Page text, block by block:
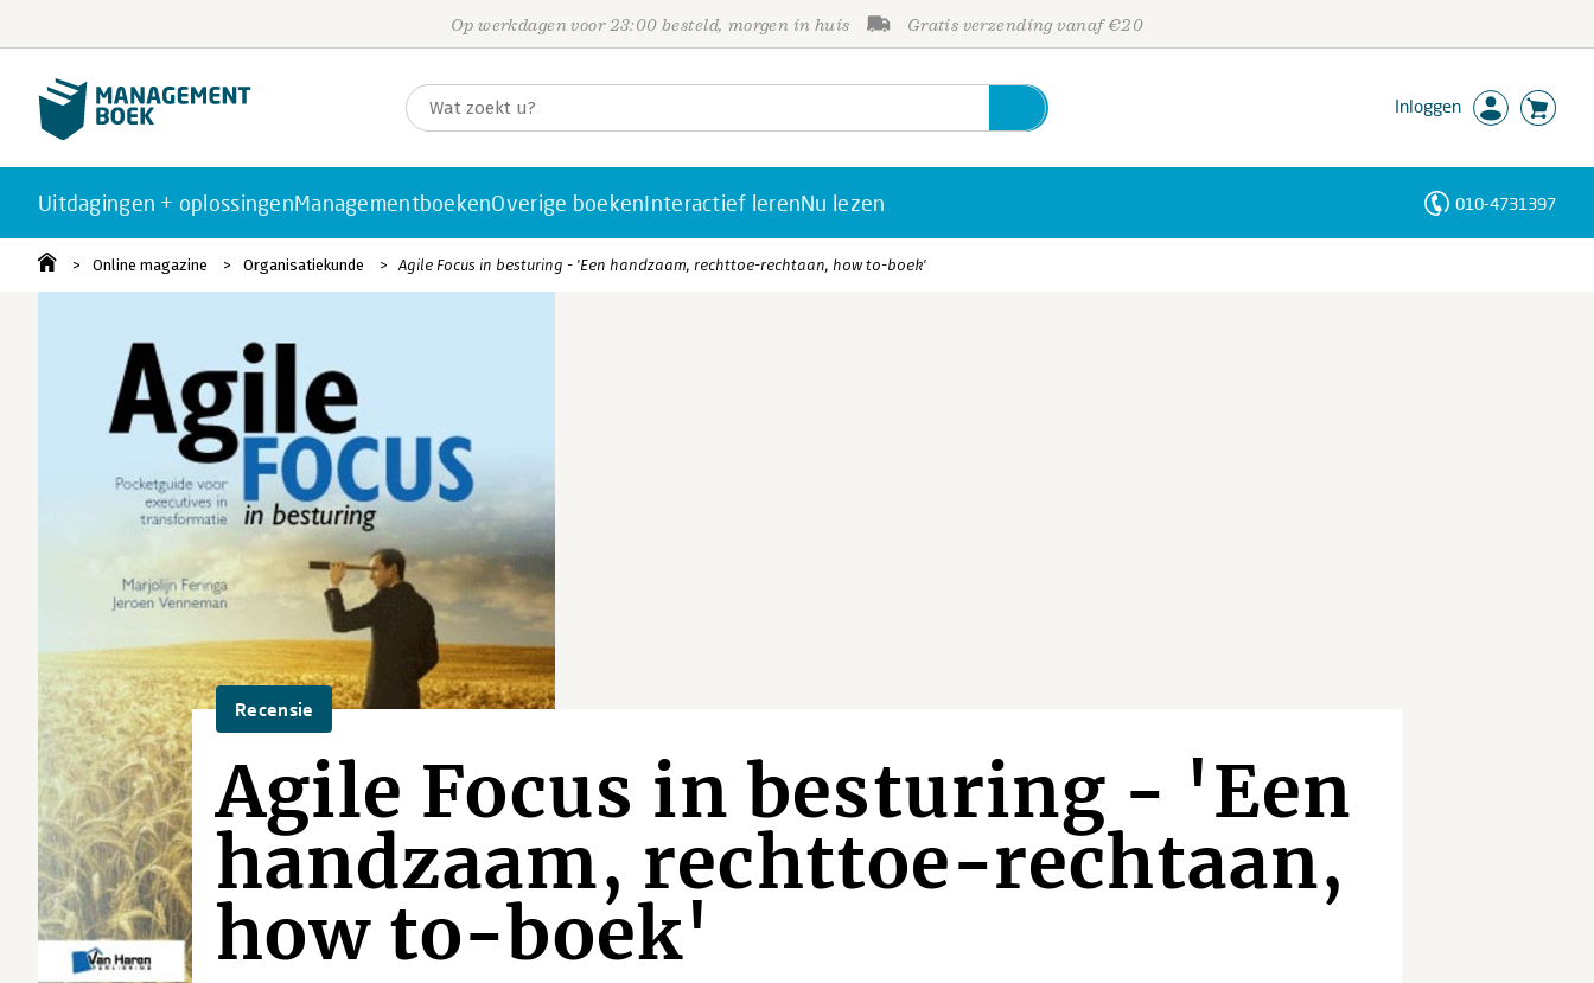
Op werkdagen voor 23:00 besteld, morgen in huis Gratis verzending vanaf €20
Inloggen
Uitdagingen + oplossingenManagementboekenOverige boekenInteractief lerenNu lezen 010-4731397
Online magazine Organisatiekunde Agile Focus in besturing - 'Een handzaam, rechttoe-rechtaan, how to-boek'
Recensie
Agile Focus in besturing - 'Een
handzaam, rechttoe-rechtaan,
how to-boek'
Personen